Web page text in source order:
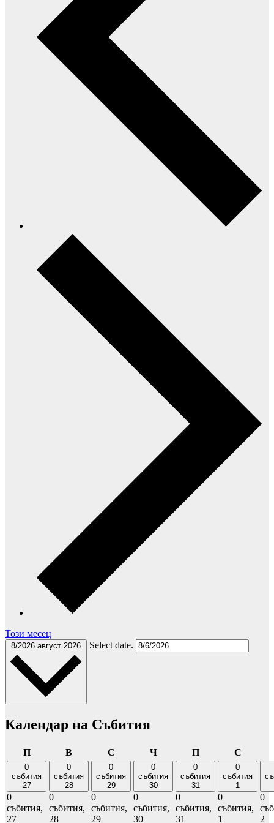
Този месец
8/2026 август 2026 Select date.
Календар на Събития
Ппонеделник
ВвторникСсряда Ччетвъртък
Ппетък Ссъбота
0
събития
27
0
събития,
27
0
събития
28
0
събития,
28
0
събития
29
0
събития,
29
0
събития
30
0
събития,
30
0
събития
31
0
събития,
31
0
събития
1
0
събития,
1
0
2